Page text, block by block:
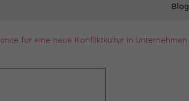
Blog
für eine neue Konfliktkultur in Unternehmen